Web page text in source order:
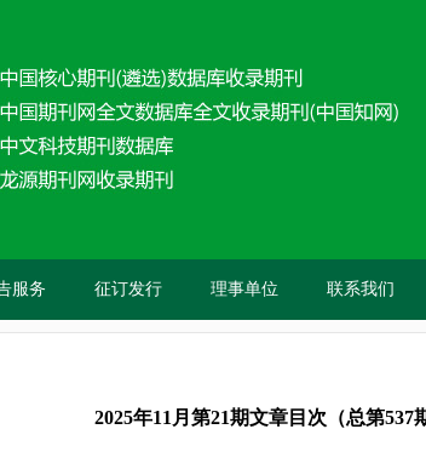
服务 征订发行 理事单位 联系我们
2025年11月第21期文章目次（总第537